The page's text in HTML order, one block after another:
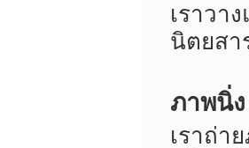
เราวา
นิตยสา
ภาพนิ่
เราถ่า